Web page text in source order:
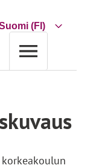
Choose